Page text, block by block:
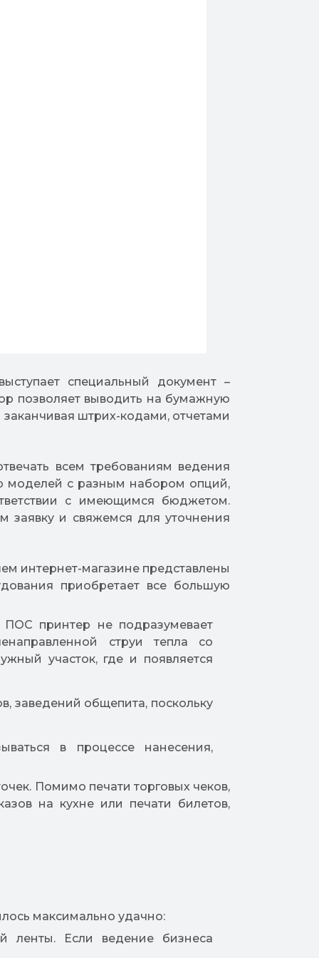
специальный документ –
позволяет выводить на бумажную
штрих-кодами, отчетами
всем требованиям ведения
моделей с разным набором опций,
с имеющимся бюджетом.
заявку и свяжемся для уточнения
интернет-магазине представлены
приобретает все большую
ПОС принтер не подразумевает
струи тепла со
участок, где и появляется
заведений общепита, поскольку
в процессе нанесения,
Помимо печати торговых чеков,
на кухне или печати билетов,
максимально удачно:
ленты. Если ведение бизнеса